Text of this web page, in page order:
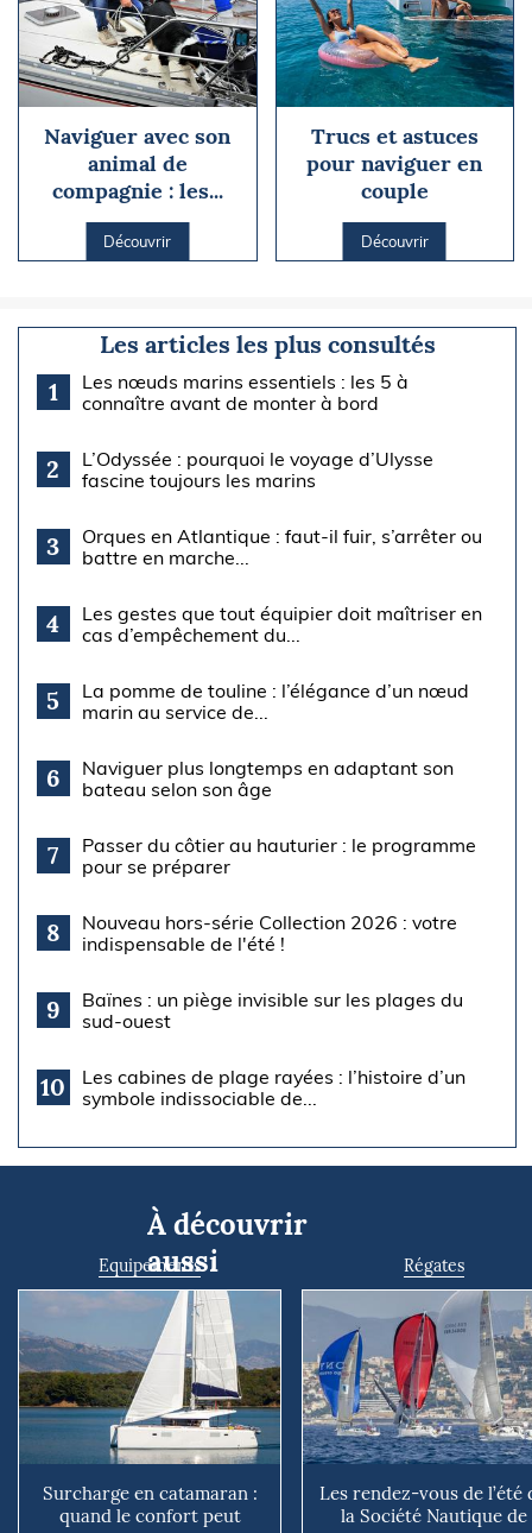
Naviguer avec son
animal de
compagnie : les...
Découvrir
Trucs et astuces
pour naviguer en
couple
Découvrir
Les articles les plus consultés
1
Les nœuds marins essentiels : les 5 à
connaître avant de monter à bord
2
L’Odyssée : pourquoi le voyage d’Ulysse
fascine toujours les marins
3
Orques en Atlantique : faut-il fuir, s’arrêter ou
battre en marche...
4
Les gestes que tout équipier doit maîtriser en
cas d’empêchement du...
5
La pomme de touline : l’élégance d’un nœud
marin au service de...
6
Naviguer plus longtemps en adaptant son
bateau selon son âge
7
Passer du côtier au hauturier : le programme
pour se préparer
8
Nouveau hors-série Collection 2026 : votre
indispensable de l'été !
9
Baïnes : un piège invisible sur les plages du
sud-ouest
10
Les cabines de plage rayées : l’histoire d’un
symbole indissociable de...
À découvrir
aussi
Equipements
Surcharge en catamaran :
quand le confort peut
Régates
Les rendez-vous de l’été
la Société Nautique de